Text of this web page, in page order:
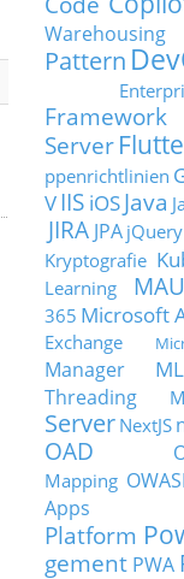
Warehousing
Pattern
Framework
Server
ppenrichtlinien
VIIS iOSJava
JIRA JPA jQuery
Kryptografie
Learning
365 Microsoft
Exchange
Manager
Threading
Server NextJS
OAD
Mapping
Apps
Platform
gement PWA